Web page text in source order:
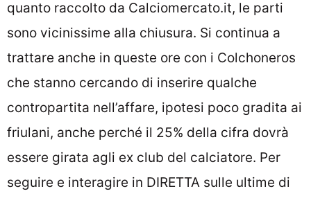
quanto raccolto da Calciomercato.it, le parti
sono vicinissime alla chiusura. Si continua a
trattare anche in queste ore con i Colchoneros
che stanno cercando di inserire qualche
contropartita nell’affare, ipotesi poco gradita ai
friulani, anche perché il 25% della cifra dovrà
essere girata agli ex club del calciatore. Per
seguire e interagire in DIRETTA sulle ultime di